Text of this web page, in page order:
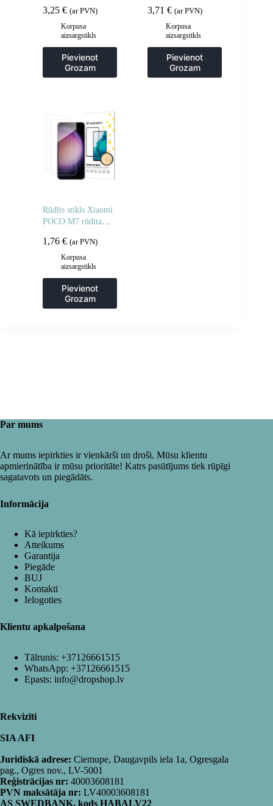
Note 14 4G
privātuma
aizsardzībai – 2 gab.
3,25 € (ar PVN)
Korpusa
aizsargstikls
Pievienot
Grozam
3,71€ (ar PVN)
Korpusa
aizsargstikls
Pievienot
Grozam
Rūdīts stikls Xiaomi
POCO M7 rūdīta
2 gab.
1,76 € (ar PVN)
Korpusa
aizsargstikls
Pievienot
Grozam
Par mums
Ar mums iepirkties ir vienkārši un droši. Mūsu klientu
apmierinātība ir mūsu prioritāte! Katrs pasūtījums tiek rūpīgi
sagatavots un piegādāts.
Informācija
Kā iepirkties?
Atteikums
Garantija
Piegāde
BUJ
Kontakti
Ielogoties
Klientu apkalpošana
Tālrunis: +37126661515
WhatsApp: +37126661515
Epasts: info@dropshop.lv
Rekvizīti
SIA AFI
Juridiskā adrese: Ciemupe, Daugavpils iela 1a, Ogresgala
pag., Ogres nov., LV-5001
Reģistrācijas nr: 40003608181
PVN maksātāja nr: LV40003608181
AS SWEDBANK, kods HABALV22